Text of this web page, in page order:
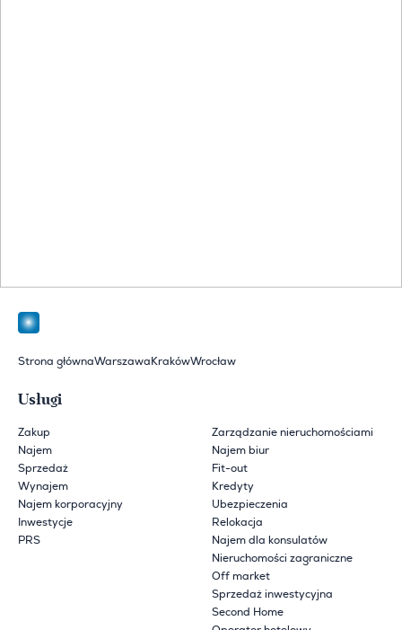
Strona głównaWarszawa KrakówWrocław
Usługi
Zakup
Najem
Sprzedaż
Wynajem
Najem korporacyjny
Inwestycje
PRS
Zarządzanie nieruchomościami
Najem biur
Fit-out
Kredyty
Ubezpieczenia
Relokacja
Najem dla konsulatów
Nieruchomości zagraniczne
Off market
Sprzedaż inwestycyjna
Second Home